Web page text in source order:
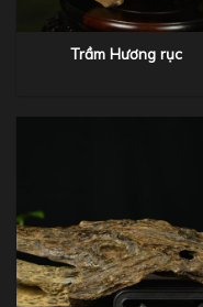
Trầm Hương rục